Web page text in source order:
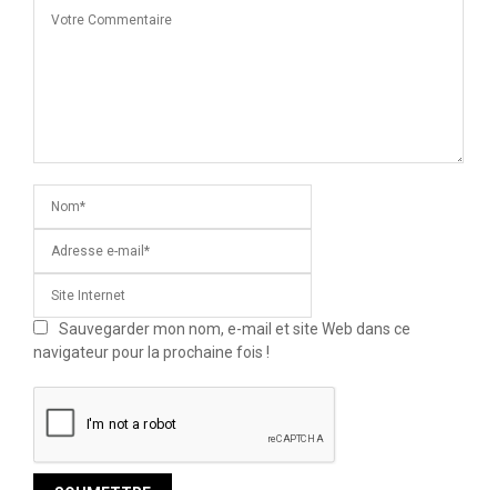
Sauvegarder mon nom, e-mail et site Web dans ce
navigateur pour la prochaine fois !